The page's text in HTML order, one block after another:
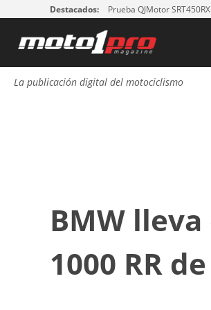
Destacados: Prueba QJMotor SRT450RX
La publicación digital del motociclismo
BMW
1000 RR